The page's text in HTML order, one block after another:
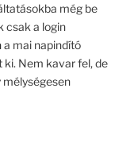
még be
csak a login
mai napindító
ki. Nem kavar fel, de
mélységesen